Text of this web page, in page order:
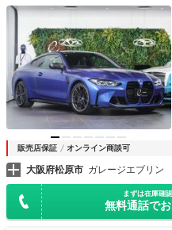
フルレザーメリノ シルバー
アパッケージ Ｍカーボン
カーボントリム
販売店保証 オンライン商談可
大阪府松原市 ガレージエブリン
まずは在庫確
無料通話で